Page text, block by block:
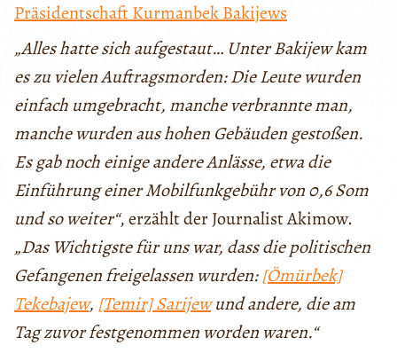
Präsidentschaft Kurmanbek Bakijews
„Alles hatte sich aufgestaut… Unter Bakijew kam
es zu vielen Auftragsmorden: Die Leute wurden
einfach umgebracht, manche verbrannte man,
manche wurden aus hohen Gebäuden gestoßen.
Es gab noch einige andere Anlässe, etwa die
Einführung einer Mobilfunkgebühr von 0,6 Som
und so weiter“, erzählt der Journalist Akimow.
„Das Wichtigste für uns war, dass die politischen
Gefangenen freigelassen wurden:[Ömürbek]
Tekebajew, [Temir] Sarijewund andere, die am
Tag zuvor festgenommen worden waren.“